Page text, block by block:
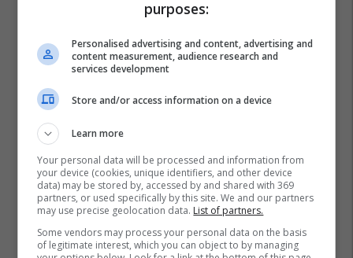
Vedat Ademi
purposes:
Personalised advertising and content, advertising and
content measurement, audience research and
services development
Store and/or access information on a device
Learn more
Your personal data will be processed and information from
your device (cookies, unique identifiers, and other device
data) may be stored by, accessed by and shared with 369
partners, or used specifically by this site. We and our partners
may use precise geolocation data. List of partners.
Some vendors may process your personal data on the basis
of legitimate interest, which you can object to by managing